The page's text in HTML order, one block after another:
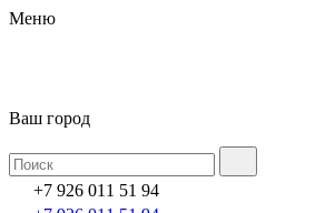
Меню
Ваш город
+7 926 011 51 94